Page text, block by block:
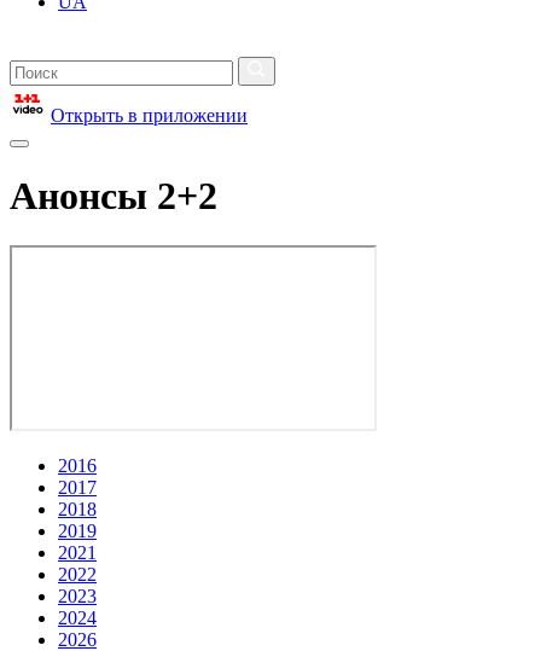
Открыть в приложении
Анонсы 2+2
2016
2017
2018
2019
2021
2022
2023
2024
2026